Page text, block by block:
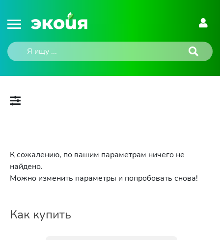
К сожалению, по вашим параметрам ничего не
найдено.
Можно изменить параметры и попробовать снова!
Как купить